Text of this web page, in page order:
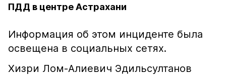
ПДД в центре Астрахани
Информация об этом инциденте была
освещена в социальных сетях.
Хизри Лом-Алиевич Эдильсултанов